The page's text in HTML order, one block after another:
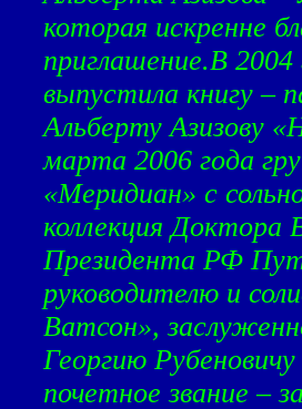
которая искренне
приглашение.В 2004
выпустила книгу –
Альберту Азизову
марта 2006 года
«Меридиан» с
коллекция Доктора
Президента РФ
руководителю и
Ватсон»,
Георгию
почетное звание –